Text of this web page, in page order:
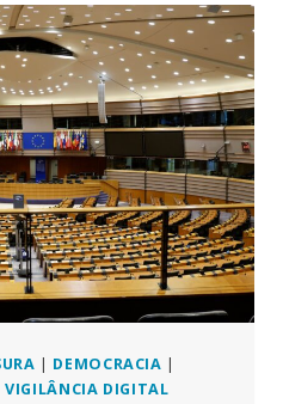
| DEMOCRACIA |
VIGILÂNCIA DIGITAL